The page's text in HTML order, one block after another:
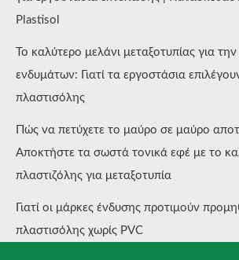
Plastisol
Το καλύτερο μελάνι μεταξοτυπίας για
ενδυμάτων: Γιατί τα εργοστάσια
πλαστισόλης
Πώς να πετύχετε το μαύρο σε μαύρο
Αποκτήστε τα σωστά τονικά εφέ με το
πλαστιζόλης για μεταξοτυπία
Γιατί οι μάρκες ένδυσης προτιμούν
πλαστισόλης χωρίς PVC